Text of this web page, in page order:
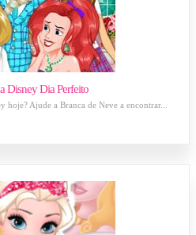
Disney Dia Perfeito
hoje? Ajude a Branca de Neve a encontrar...